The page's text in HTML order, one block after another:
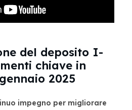
del deposito I-
chiave in
2025
impegno per migliorare